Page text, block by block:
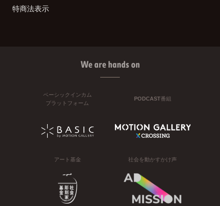
特商法表示
We are hands on
ベーシックインカム
プラットフォーム
PODCAST番組
アート基金 社会を動かすかけ声